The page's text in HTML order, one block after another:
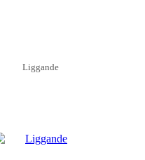
Liggande